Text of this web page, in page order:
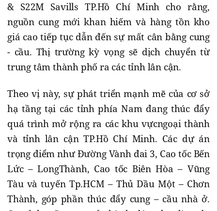
& S22M Savills TP.Hồ Chí Minh cho rằng,
nguồn cung mới khan hiếm và hàng tồn kho
giá cao tiếp tục dẫn đến sự mất cân bằng cung
- cầu. Thị trường kỳ vọng sẽ dịch chuyển từ
trung tâm thành phố ra các tỉnh lân cận.
Theo vị này, sự phát triển mạnh mẽ của cơ sở
hạ tầng tại các tỉnh phía Nam đang thúc đẩy
quá trình mở rộng ra các khu vựcngoại thành
và tỉnh lân cận TP.Hồ Chí Minh. Các dự án
trọng điểm như Đường Vành đai 3, Cao tốc Bến
Lức – LongThành, Cao tốc Biên Hòa – Vũng
Tàu và tuyến Tp.HCM – Thủ Dầu Một – Chơn
Thành, góp phần thúc đẩy cung – cầu nhà ở.